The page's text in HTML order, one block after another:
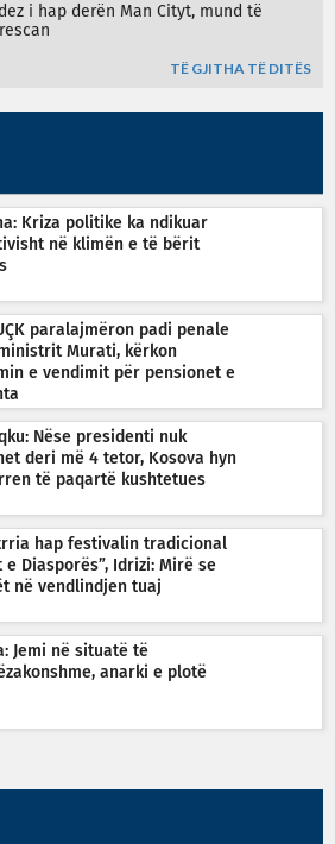
i hap derën Man Cityt, mund të
TË GJITHA TË DITËS
Kriza politike ka ndikuar
në klimën e të bërit
paralajmëron padi penale
Murati, kërkon
e vendimit për pensionet e
Nëse presidenti nuk
deri më 4 tetor, Kosova hyn
të paqartë kushtetues
hap festivalin tradicional
e Diasporës”, Idrizi: Mirë se
në vendlindjen tuaj
Jemi në situatë të
anarki e plotë